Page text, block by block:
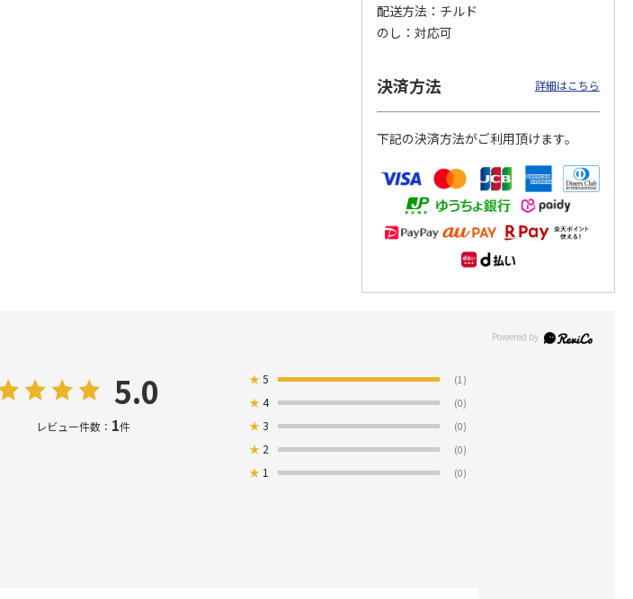
【グリーティング切
円…
4.8（11）
5,500円
4.6（7）
11,000円
配送方法
チルド
のし
対応可
決済方法 詳細はこちら
下記の決済方法がご利用頂けます。
5.0
レビュー件数： 1件
★5 (1)
★4 (0)
★3 (0)
★ 2 (0)
★ 1 (0)